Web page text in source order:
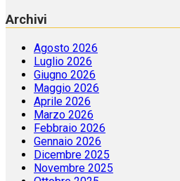
Archivi
Agosto 2026
Luglio 2026
Giugno 2026
Maggio 2026
Aprile 2026
Marzo 2026
Febbraio 2026
Gennaio 2026
Dicembre 2025
Novembre 2025